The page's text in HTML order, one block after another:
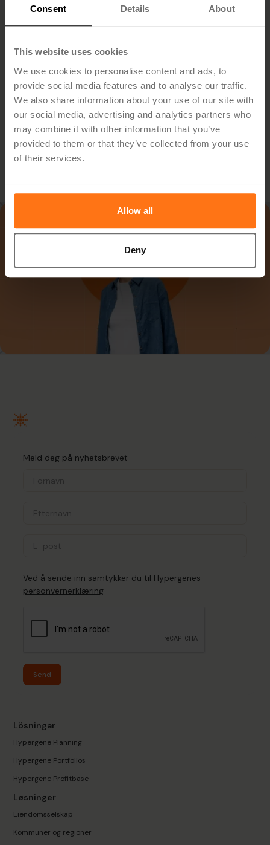
Consent Details About
This website uses cookies
We use cookies to personalise content and ads, to
provide social media features and to analyse our traffic.
We also share information about your use of our site with
our social media, advertising and analytics partners who
may combine it with other information that you’ve
provided to them or that they’ve collected from your use
of their services.
Allow all
Deny
Vil du vite hvordan
Hypergene kan hjelpe deg?
Oppdag hvordan du kan forenkle planleggingen,
effektivisere oppfølgingen og ta bedre beslutninger — med
en løsning skreddersydd for din bransje.
Bestill Demo
Meld deg på nyhetsbrevet
Ved å sende inn samtykker du til Hypergenes
personvernerklæring
Send
Lösningar
Hypergene Planning
Hypergene Portfolios
Hypergene Profitbase
Løsninger
Eiendomsselskap
Kommuner og regioner